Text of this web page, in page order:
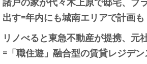
出す=年内にも城南エリアで計画も
リノべると東急不動産が提携、元
=「職住遊」融合型の賃貸レジデ